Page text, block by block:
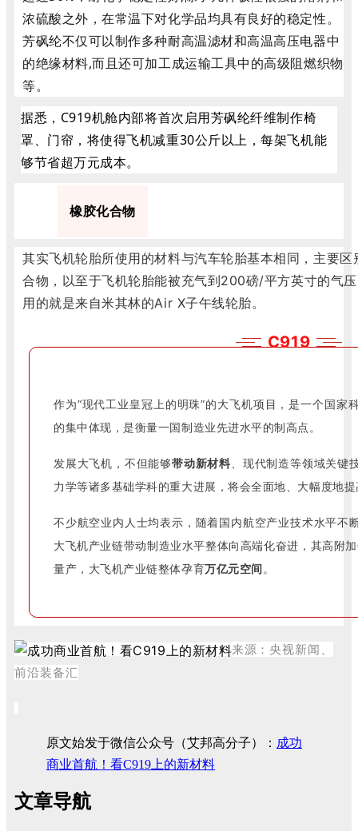
浓硫酸之外，在常温下对化学品均具有良好的稳定性。
芳砜纶不仅可以制作多种耐高温滤材和高温高压电器中
的绝缘材料,而且还可加工成运输工具中的高级阻燃织物
等。
据悉，C919机舱内部将首次启用芳砜纶纤维制作椅
罩、门帘，将使得飞机减重30公斤以上，每架飞机能
够节省超万元成本。
橡胶化合物
其实飞机轮胎所使用的材料与汽车轮胎基本相同，主要
合物，以至于飞机轮胎能被充气到200磅/平方英寸的气
用的就是来自米其林的Air X子午线轮胎。
C919
作为“现代工业皇冠上的明珠”的大飞机项目，是一个国家
的集中体现，是衡量一国制造业先进水平的制高点。
发展大飞机，不但能够带动新材料 、现代制造等领域关
力学等诸多基础学科的重大进展，将会全面地、大幅度地
不少航空业内人士均表示，随着国内航空产业技术水平不
大飞机产业链带动制造业水平整体向高端化奋进，其高附
量产，大飞机产业链整体孕育万亿元空间。
来源 ：央视新闻、
前沿装备汇
原文始发于微信公众号（艾邦高分子）： 成功
商业首航！看C919上的新材料
文章导航